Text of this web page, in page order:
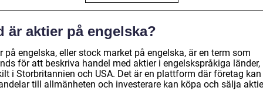
är aktier på engelska?
på engelska, eller stock market på engelska, är en term som
för att beskriva handel med aktier i engelskspråkiga länder,
i Storbritannien och USA. Det är en plattform där företag
till allmänheten och investerare kan köpa och sälja